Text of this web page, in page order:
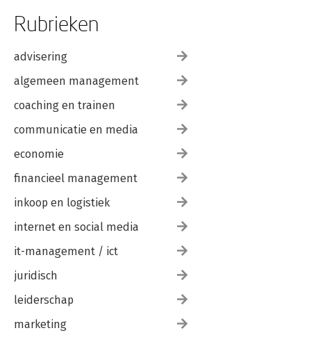
Rubrieken
advisering
algemeen management
coaching en trainen
communicatie en media
economie
financieel management
inkoop en logistiek
internet en social media
it-management / ict
juridisch
leiderschap
marketing